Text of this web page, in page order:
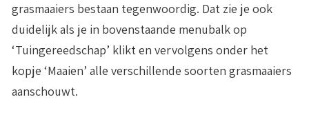
grasmaaiers bestaan tegenwoordig. Dat zie je ook
duidelijk als je in bovenstaande menubalk op
‘Tuingereedschap’ klikt en vervolgens onder het
kopje ‘Maaien’ alle verschillende soorten grasmaaiers
aanschouwt.